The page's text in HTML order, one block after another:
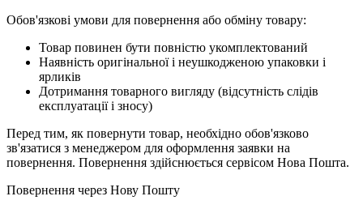
Обов'язкові умови для повернення або обміну товару:
Товар повинен бути повністю укомплектований
Наявність оригінальної і неушкодженою упаковки і
ярликів
Дотримання товарного вигляду (відсутність слідів
експлуатації і зносу)
Перед тим, як повернути товар, необхідно обов'язково
зв'язатися з менеджером для оформлення заявки на
повернення. Повернення здійснюється сервісом Нова Пошта.
Повернення через Нову Пошту